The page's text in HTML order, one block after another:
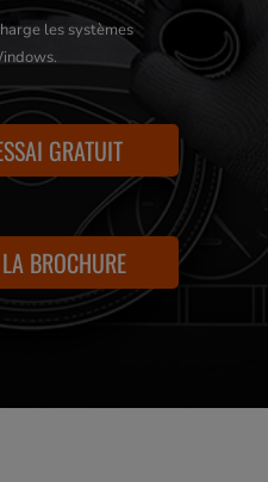
les systèmes
GRATUIT
BROCHURE